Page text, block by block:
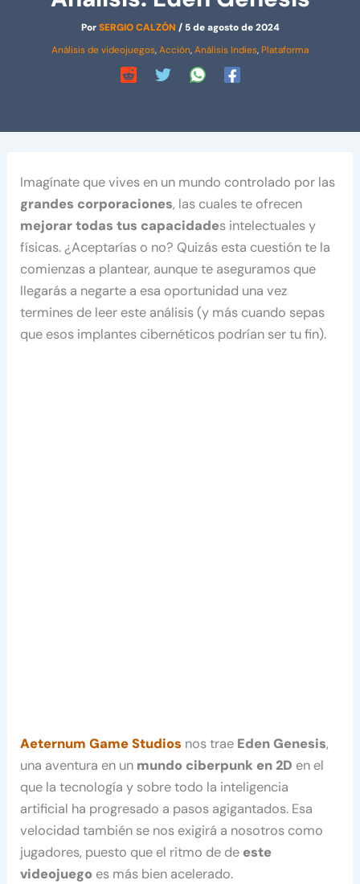
PorSERGIO CALZÓN / 5 de agosto de 2024
Análisis de videojuegos,Acción,Análisis Indies, Plataforma
Imagínate que vives en un mundo controlado por las
grandes corporaciones, las cuales te ofrecen
mejorar todas tus capacidades intelectuales y
físicas. ¿Aceptarías o no? Quizás esta cuestión te la
comienzas a plantear, aunque te aseguramos que
llegarás a negarte a esa oportunidad una vez
termines de leer este análisis (y más cuando sepas
que esos implantes cibernéticos podrían ser tu fin).
Aeternum Game Studios nos trae Eden Genesis,
una aventura en un mundo ciberpunk en 2D en el
que la tecnología y sobre todo la inteligencia
artificial ha progresado a pasos agigantados. Esa
velocidad también se nos exigirá a nosotros como
jugadores, puesto que el ritmo de de este
videojuego es más bien acelerado.